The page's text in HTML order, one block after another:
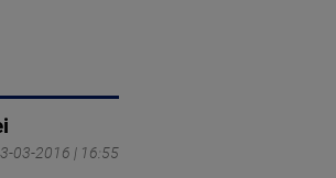
03-2016 | 16:55